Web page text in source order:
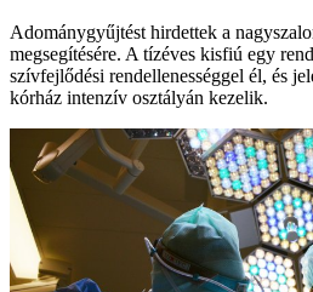
Adománygyűjtést hirdettek a
megsegítésére. A tízéves kisfiú egy
szívfejlődési rendellenességgel él, és
kórház intenzív osztályán kezelik.